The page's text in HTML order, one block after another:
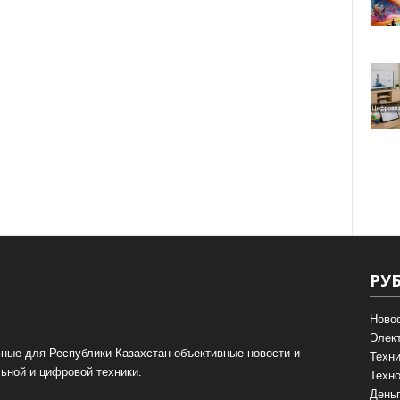
для Республики Казахстан объективные новости и
и цифровой техники.